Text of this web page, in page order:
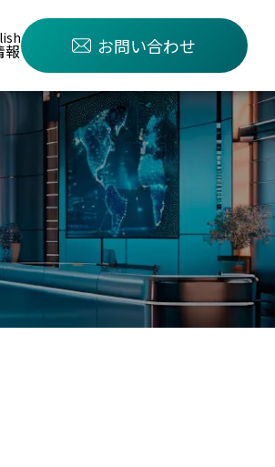
報 お問い合わせ